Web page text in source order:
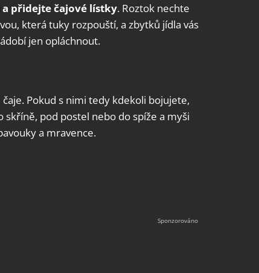
přidejte čajové lístky. Roztok nechte
která tuky rozpouští, a zbytků jídla vás
jen opláchnout.
Pokud s nimi tedy kdekoli bojujete,
skříně, pod postel nebo do spíže a myši
a mravence.